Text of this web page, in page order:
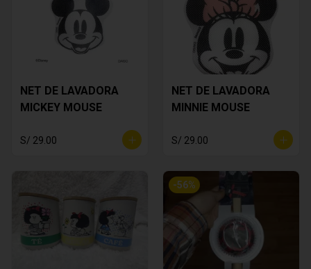
NET DE LAVADORA
MICKEY MOUSE
S/ 29.00
NET DE LAVADORA
MINNIE MOUSE
S/ 29.00
-56%